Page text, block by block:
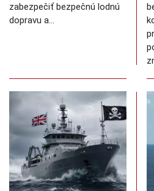
zabezpečiť bezpečnú lodnú
dopravu a…